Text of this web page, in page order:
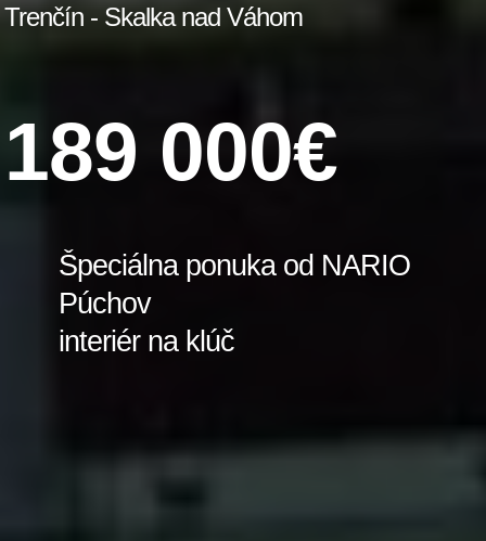
Trenčín - Skalka nad Váhom
189 000€
Špeciálna ponuka od NARIO
Púchov
interiér na klúč